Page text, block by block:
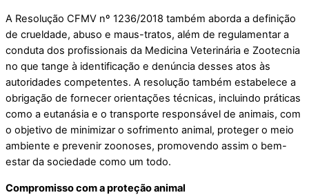
A Resolução CFMV nº 1236/2018 também aborda a definição
de crueldade, abuso e maus-tratos, além de regulamentar a
conduta dos profissionais da Medicina Veterinária e Zootecnia
no que tange à identificação e denúncia desses atos às
autoridades competentes. A resolução também estabelece a
obrigação de fornecer orientações técnicas, incluindo práticas
como a eutanásia e o transporte responsável de animais, com
o objetivo de minimizar o sofrimento animal, proteger o meio
ambiente e prevenir zoonoses, promovendo assim o bem-
estar da sociedade como um todo.
Compromisso com a proteção animal